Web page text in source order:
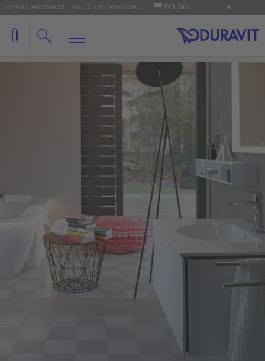
DO 'PRO': PRO.DURAVIT ZNAJDŹ DYSTRYBUTORA POLSKA